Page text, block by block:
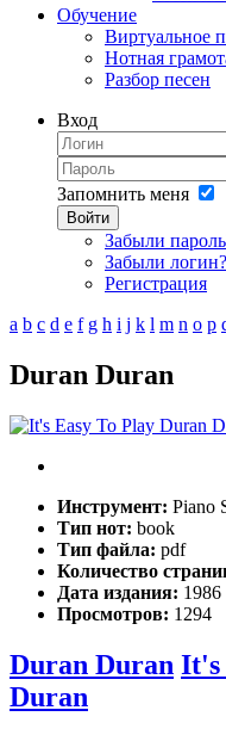
Обучение
Виртуальное
Нотная
Разбор песен
Вход
Запомнить меня
Войти
Забыли
Забыли логин?
Регистрация
a b c d e f g h i j k l m n o p
Duran Duran
Инструмент: Piano
Тип нот: book
Тип файла: pdf
Количество
Дата издания: 1986
Просмотров: 1294
Duran Duran It's
Duran